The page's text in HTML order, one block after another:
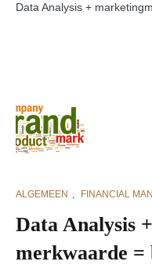
Data Analysis +
ALGEMEEN , FINANCIAL
Data Analysis
merkwaarde